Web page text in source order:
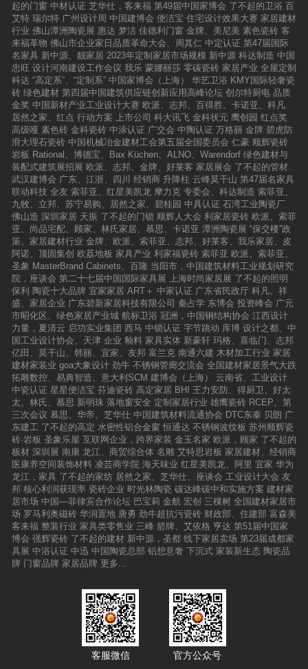
起的门窗 中材认证 芝华仕，客来福 第49届中国家博会 了不起的卫浴 百
艾特 瑞尔特 广州设计周 中国建博会 便洁宝 住宅设计效果大赛 家居建材
行业 佛山潭洲陶瓷展 惠达 梦洁 佳德利门窗 金牌、美尼美 素色瓷砖 客
来福革物 佛山市企业家日品质革命大会、周其仁 中定认证 第47届国际
名家具 新中源、靓家居 2023年定制家居市场规模 新中源 科达制造 中国
忠旺 设计河南建设工作会议 我乐 蒙娜丽莎 零碳瓷砖 家居产业 全屋定制
科达 “高定系”、“定制系” 中国家博会（上海） 华艺卫浴 KMY国际轻奢瓷
砖 绿色建材 第四届中国建筑供应链创新应用高峰论坛 创尔特厨电 品质
金奖 中国新材产业工业设计大赛 欧派、志邦、百得胜、卡诺亚、科凡
居然之家、红点 行动方案 上市公司 科大讯飞 金科状元 鹰创园 红点奖
高级哑 素色砖 金科瓷砖 中涂认证 广交会 中陶认证 万格丽 金牌 碧虎防
滑大理石瓷砖 中国机械冶金建材工会第五届全国委员会 仁豪 顺辉瓷砖
岩板 Rational、博德宝、Bax Küchen、ALNO、Warendorf 绿色建材与
装配式建筑展招展 欧派、志邦、金牌、好莱客 家居展会 了不起的管材
武汉建博会 广东、江浙、四川 经销商 升降柱 云峰莫干山 第47届名家具
联动科技 全友 索菲亚、红星美凯龙 摩力克 专委会、科达制造 索菲亚、
九牧、立邦、苏宁易购、居然之家、碧桂园 中具认证 石湾工业陶瓷厂
佛山造 深圳家居 天振 了不起的门锁 顺辉人大会 利家居瓷砖 欧派、索菲
亚、尚品宅配、顾家、林氏家居、慕思、卡诺亚 潭洲陶瓷展 “保交楼”政
策、家居建材行业 金牌、欧派、索菲亚、志邦、好莱客、我乐家居、皮
阿诺、顶固集创 欧荔地板 家具产业 利家福瓷砖 索菲亚 欧派、索菲亚、
圣象 MasterBrand Cabinets、百隆 当阳市，中国建筑材料工业规划研究
院，座谈会 第二十七届中国国际家具展 上海时尚家居展 了不起的照明
保利 陶瓷十大品牌 宜家家居 ART＋ 中家认证 广东省民政厅 科凡、祥
盛、家居企业 广东碧新家居科技有限公司 秦占学 东博会 投资峰会 广元
市昭化区、绿色家居产业城 航标卫浴 冠洲，中国钢结构协会 江西设计
力量，夏清云 启功实业集团 西马 中锁认证 字节跳动 库博 设计之都、中
国工业设计协会、天津 企业 釉料 家具实体 新豪轩 玛格、喜临门、志邦
亿田、莫干山、韩丽、宜家、友邦 富兰克 南通六建 木材加工行业 家居
建材家装业 goa大象设计 劲牛 不锈钢管廊交流会 全国建材家居景气大跌
拓雕数控、易典智造、意大利SCM 建博会（上海）
云南省、工业设计
中瓷认证 星星便洁宝 芬迪瓷砖 高定家居 BHI
王力安防、得厨卫、好太
太、林氏、慕思 新明珠 落地窗安全 定制家居行业 雄鹰瓷砖 RCEP、第
三次会议 慕思、华帝、芝华仕 中国建筑材料流通协会 DTC东泰 贝朗 广
东建工 了不起的高定 水密性铝合金窗 恒通达 不锈钢波纹板 苏州顺辉瓷
砖·岩板 圣象乐屋 互联网企业，跨界家装 金玉名家 欧派，顾家 了不起的
板材 深圳展 南康 龙江、商贸综合体 名雕 艾特思岩板 家居建材、经销商
医康养空间装饰材料 凌芸商学院 海天味业 红星美凯龙、阿里 宜家 华为
龙江，家具 了不起的家纺 居然之家、芝华仕、座谈会 工业设计大会 友
邦 核心利润获现率 瓷砖企业 时光林陶瓷 碳达峰碳中和实施方案 建材家
居市场 中国—菲律宾合作论坛 巴宝莉 金航 宏创 三棵树 全国建材家居市
场 罗马利奥磁砖 华润置地 唐勇 劲牛超抗污瓷砖 财政部、住建部 富森美
客来福 整装行业 家具类零售业 三峰 箭牌、艾依格 亨达 第51届中国家
博会 强辉瓷砖 了不起的建材 新中源，圣都 线下家居卖场 第23届成都家
具展 中浴认证 中迅 中国陶瓷总部 铝想意奢 下沉式 家装新生态 陶瓷品
牌 门窗品牌 家居品牌 更多...
客服微信 官方公众号